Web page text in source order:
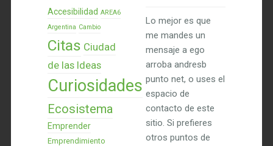
Accesibilidad AREA6
Argentina Cambio
Citas Ciudad
de las Ideas
Curiosidades
Ecosistema
Emprender
Emprendimiento
Lo mejor es que
me mandes un
mensaje a ego
arroba andresb
punto net, o uses el
espacio de
contacto de este
sitio. Si prefieres
otros puntos de